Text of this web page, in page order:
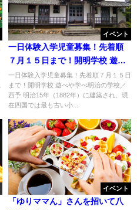
イベント
一日体験入学児童募集！先着順
７月１５日まで！開明学校 遊べ
や学べ明治の学校／西予
一日体験入学児童募集！先着順７月１５日
まで！開明学校 遊べや学べ明治の学校／
西予 明治15年（1882年）に建築され、現
在四国では最も古い小...
イベント
「ゆりママん」さんを招いて八